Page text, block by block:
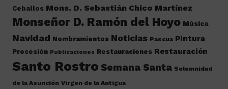
Ceballos Mons. D. Sebastián Chico Martínez
Monseñor D. Ramón del Hoyo Música
Navidad Nombramientos Noticias Pascua Pintura
Procesión Publicaciones Restauraciones Restauración
Santo Rostro Semana Santa Solemnidad
de la Asunción Virgen de la Antigua